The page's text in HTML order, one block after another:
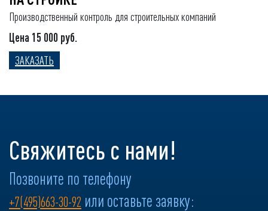
Производственный контроль для строительных компаний
Цена 15 000 руб.
ЗАКАЗАТЬ
Свяжитесь с нами!
Позвоните по телефону
+7(495)663-30-92 или оставьте заявку: